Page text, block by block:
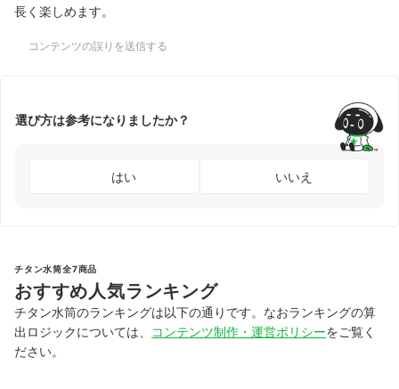
長く楽しめます。
コンテンツの誤りを送信する
選び方は参考になりましたか？
はい いいえ
チタン水筒全7商品
おすすめ人気ランキング
チタン水筒のランキングは以下の通りです。なおランキングの算
出ロジックについては、
コンテンツ制作・運営ポリシーをご覧く
ださい。